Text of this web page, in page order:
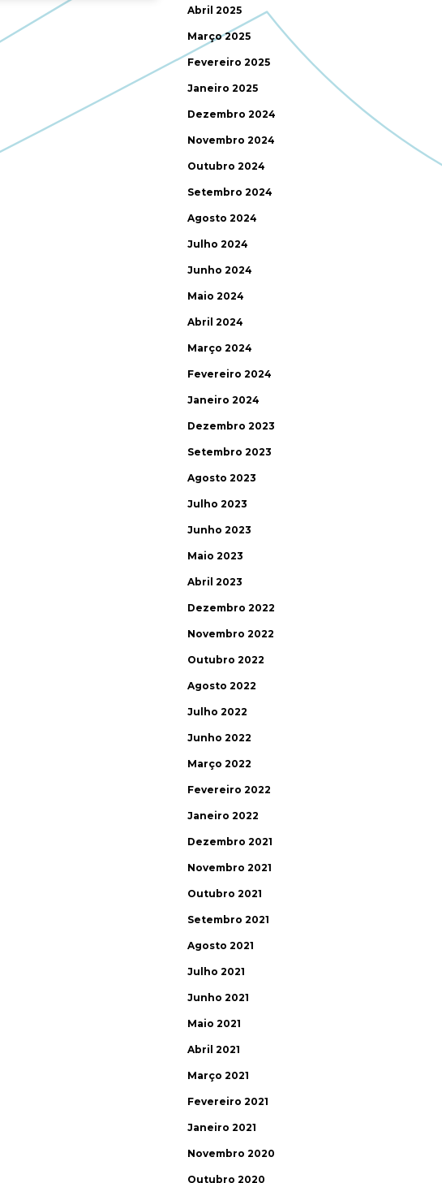
Abril 2025
Março 2025
Fevereiro 2025
Janeiro 2025
Dezembro 2024
Novembro 2024
Outubro 2024
Setembro 2024
Agosto 2024
Julho 2024
Junho 2024
Maio 2024
Abril 2024
Março 2024
Fevereiro 2024
Janeiro 2024
Dezembro 2023
Setembro 2023
Agosto 2023
Julho 2023
Junho 2023
Maio 2023
Abril 2023
Dezembro 2022
Novembro 2022
Outubro 2022
Agosto 2022
Julho 2022
Junho 2022
Março 2022
Fevereiro 2022
Janeiro 2022
Dezembro 2021
Novembro 2021
Outubro 2021
Setembro 2021
Agosto 2021
Julho 2021
Junho 2021
Maio 2021
Abril 2021
Março 2021
Fevereiro 2021
Janeiro 2021
Novembro 2020
Outubro 2020